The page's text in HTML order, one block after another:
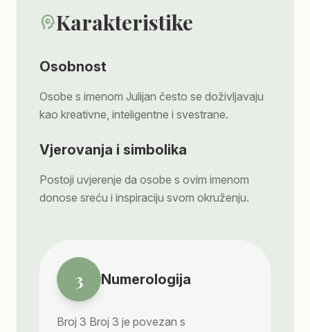
psychologyKarakteristike
Osobnost
Osobe s imenom Julijan često se doživljavaju
kao kreativne, inteligentne i svestrane.
Vjerovanja i simbolika
Postoji uvjerenje da osobe s ovim imenom
donose sreću i inspiraciju svom okruženju.
3 Numerologija
Broj 3 Broj 3 je povezan s